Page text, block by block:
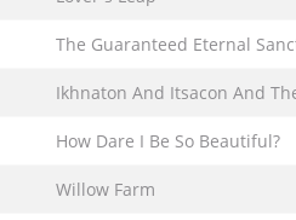
The Guaranteed Eternal
Ikhnaton And Itsacon And
How Dare I Be So Beautiful?
Willow Farm